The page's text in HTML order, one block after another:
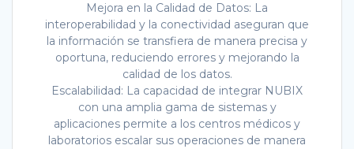
Mejora en la Calidad de Datos: La
interoperabilidad y la conectividad aseguran que
la información se transfiera de manera precisa y
oportuna, reduciendo errores y mejorando la
calidad de los datos.
Escalabilidad: La capacidad de integrar NUBIX
con una amplia gama de sistemas y
aplicaciones permite a los centros médicos y
laboratorios escalar sus operaciones de manera